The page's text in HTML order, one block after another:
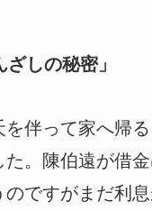
しの秘密」
を伴って家へ帰
。陳伯遠が借
のですがまだ利